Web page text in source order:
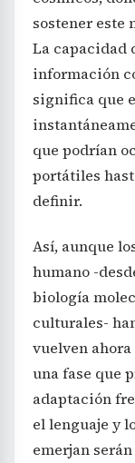
sostener este
La capacidad
información
significa que
que podrían
portátiles
definir.
Así, aunque
humano -
biología
culturales-
vuelven
una fase que
adaptación
el lenguaje y
emerjan